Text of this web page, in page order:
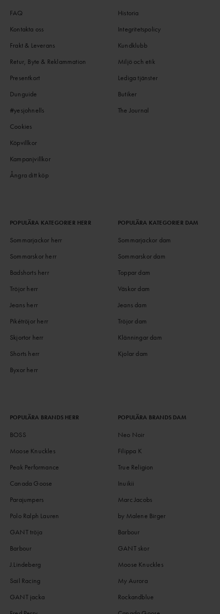
FAQ
Kontakta oss
Frakt & Leverans
Retur, Byte & Reklammation
Presentkort
Dunguide
#yesjohnells
Cookies
Köpvillkor
Kampanjvillkor
Ångra ditt köp
Historia
Integritetspolicy
Kundklubb
Miljö och etik
Lediga tjänster
Butiker
The Journal
POPULÄRA KATEGORIER HERR
Sommarjackor herr
Sommarskor herr
Badshorts herr
Tröjor herr
Jeans herr
Pikétröjor herr
Skjortor herr
Shorts herr
Byxor herr
POPULÄRA KATEGORIER DAM
Sommarjackor dam
Sommarskor dam
Toppar dam
Väskor dam
Jeans dam
Tröjor dam
Klänningar dam
Kjolar dam
POPULÄRA BRANDS HERR
BOSS
Moose Knuckles
Peak Performance
Canada Goose
Parajumpers
Polo Ralph Lauren
GANT tröja
Barbour
J.Lindeberg
Sail Racing
GANT jacka
POPULÄRA BRANDS DAM
Neo Noir
Filippa K
True Religion
Inuikii
Marc Jacobs
by Malene Birger
Barbour
GANT skor
Moose Knuckles
My Aurora
Rockandblue